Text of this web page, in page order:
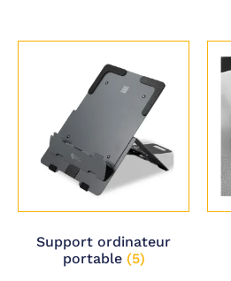
Support ordinateur
portable (5)